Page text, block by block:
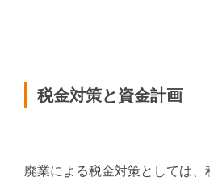
税金対策と資金計画
廃業による税金対策としては、